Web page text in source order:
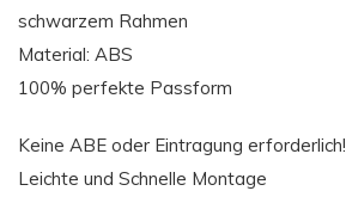
schwarzem Rahmen
Material: ABS
100% perfekte Passform
Keine ABE oder Eintragung erforderlich!
Leichte und Schnelle Montage